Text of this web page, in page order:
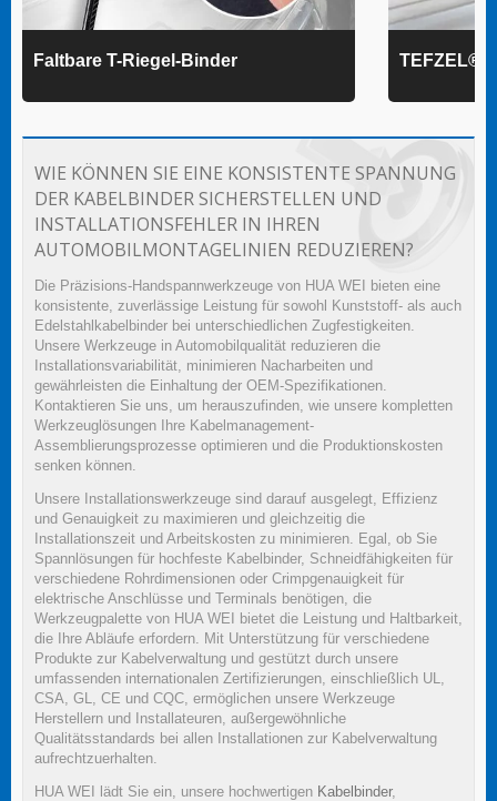
Faltbare T-Riegel-Binder TEFZEL®
WIE KÖNNEN SIE EINE KONSISTENTE SPANNUNG
DER KABELBINDER SICHERSTELLEN UND
INSTALLATIONSFEHLER IN IHREN
AUTOMOBILMONTAGELINIEN REDUZIEREN?
Die Präzisions-Handspannwerkzeuge von HUA WEI bieten eine
konsistente, zuverlässige Leistung für sowohl Kunststoff- als auch
Edelstahlkabelbinder bei unterschiedlichen Zugfestigkeiten.
Unsere Werkzeuge in Automobilqualität reduzieren die
Installationsvariabilität, minimieren Nacharbeiten und
gewährleisten die Einhaltung der OEM-Spezifikationen.
Kontaktieren Sie uns, um herauszufinden, wie unsere kompletten
Werkzeuglösungen Ihre Kabelmanagement-
Assemblierungsprozesse optimieren und die Produktionskosten
senken können.
Unsere Installationswerkzeuge sind darauf ausgelegt, Effizienz
und Genauigkeit zu maximieren und gleichzeitig die
Installationszeit und Arbeitskosten zu minimieren. Egal, ob Sie
Spannlösungen für hochfeste Kabelbinder, Schneidfähigkeiten für
verschiedene Rohrdimensionen oder Crimpgenauigkeit für
elektrische Anschlüsse und Terminals benötigen, die
Werkzeugpalette von HUA WEI bietet die Leistung und Haltbarkeit,
die Ihre Abläufe erfordern. Mit Unterstützung für verschiedene
Produkte zur Kabelverwaltung und gestützt durch unsere
umfassenden internationalen Zertifizierungen, einschließlich UL,
CSA, GL, CE und CQC, ermöglichen unsere Werkzeuge
Herstellern und Installateuren, außergewöhnliche
Qualitätsstandards bei allen Installationen zur Kabelverwaltung
aufrechtzuerhalten.
HUA WEI lädt Sie ein, unsere hochwertigen Kabelbinder,